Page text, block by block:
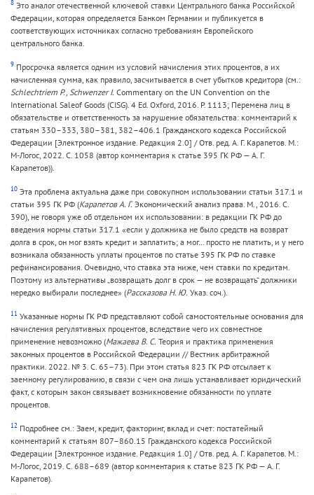
8 Это аналог отечественной ключевой ставки Центрального банка Российской
Федерации, которая определяется Банком Германии и публикуется в
соответствующих источниках согласно требованиям Европейского
центрального банка.
9 Просрочка является одним из условий начисления этих процентов, а их
начисленная сумма, как правило, засчитывается в счет убытков кредитора (см.:
Schlechtriem P., Schwenzer I. Commentary on the UN Convention on the
International Saleof Goods (CISG). 4 Ed. Oxford, 2016. P. 1113; Перемена лиц в
обязательстве и ответственность за нарушение обязательства: комментарий к
статьям 330–333, 380–381, 382–406.1 Гражданского кодекса Российской
Федерации [Электронное издание. Редакция 2.0] / Отв. ред. А. Г. Карапетов. М.:
М-Логос, 2022. С. 1058 (автор комментария к статье 395 ГК РФ — А. Г.
Карапетов)).
10 Эта проблема актуальна даже при совокупном использовании статьи 317.1 и
статьи 395 ГК РФ (Карапетов А. Г.Экономический анализ права. М., 2016. С.
390), не говоря уже об отдельном их использовании: в редакции ГК РФ до
введения нормы статьи 317.1 «если у должника не было средств на возврат
долга в срок, он мог взять кредит и заплатить; а мог… просто не платить, и у него
возникала обязанность уплаты процентов по статье 395 ГК РФ по ставке
рефинансирования. Очевидно, что ставка эта ниже, чем ставки по кредитам.
Поэтому из альтернативы „возвращать долг в срок — не возвращать“ должники
нередко выбирали последнее» (Рассказова Н. Ю. Указ. соч.).
11 Указанные нормы ГК РФ представляют собой самостоятельные основания для
начисления регулятивных процентов, вследствие чего их совместное
применение невозможно (Мажаева В. С. Теория и практика применения
законных процентов в Российской Федерации // Вестник арбитражной
практики. 2022. № 3. С. 65–73). При этом статья 823 ГК РФ отсылает к
заемному регулированию, в связи с чем она лишь устанавливает юридический
факт, с которым закон связывает возникновение обязанности по уплате
процентов.
12 Подробнее см.: Заем, кредит, факторинг, вклад и счет: постатейный
комментарий к статьям 807–860.15 Гражданского кодекса Российской
Федерации [Электронное издание. Редакция 1.0] / Отв. ред. А. Г. Карапетов. М.:
М-Логос, 2019. С. 688–689 (автор комментария к статье 823 ГК РФ — А. Г.
Карапетов).